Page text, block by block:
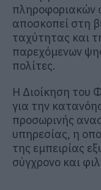
πληροφοριακών
αποσκοπεί στη
ταχύτητας και
παρεχόμενων
πολίτες.
Η Διοίκηση του
για την
προσωρινής
υπηρεσίας, η
της εμπειρίας
σύγχρονο και